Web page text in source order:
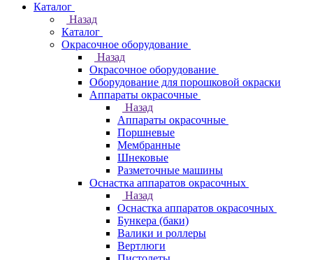
Каталог
Назад
Каталог
Окрасочное оборудование
Назад
Окрасочное оборудование
Оборудование для порошковой окраски
Аппараты окрасочные
Назад
Аппараты окрасочные
Поршневые
Мембранные
Шнековые
Разметочные машины
Оснастка аппаратов окрасочных
Назад
Оснастка аппаратов окрасочных
Бункера (баки)
Валики и роллеры
Вертлюги